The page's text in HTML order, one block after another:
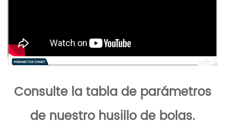
Consulte la tabla de parámetros
de nuestro husillo de bolas.